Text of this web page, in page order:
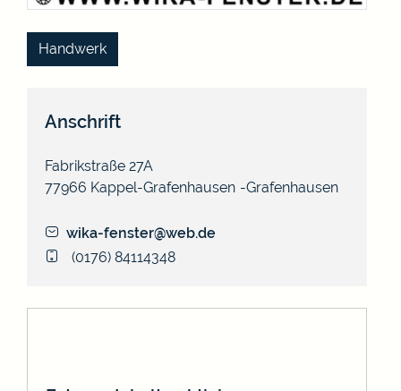
Anschrift
Grafenhausen
Fabrikstraße 27A
77966 Kappel-Grafenhausen
wika-fenster@web.de
(0176) 84114348
Handwerk